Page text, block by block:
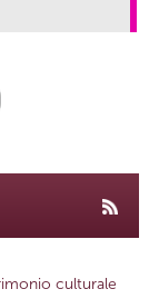
culturale